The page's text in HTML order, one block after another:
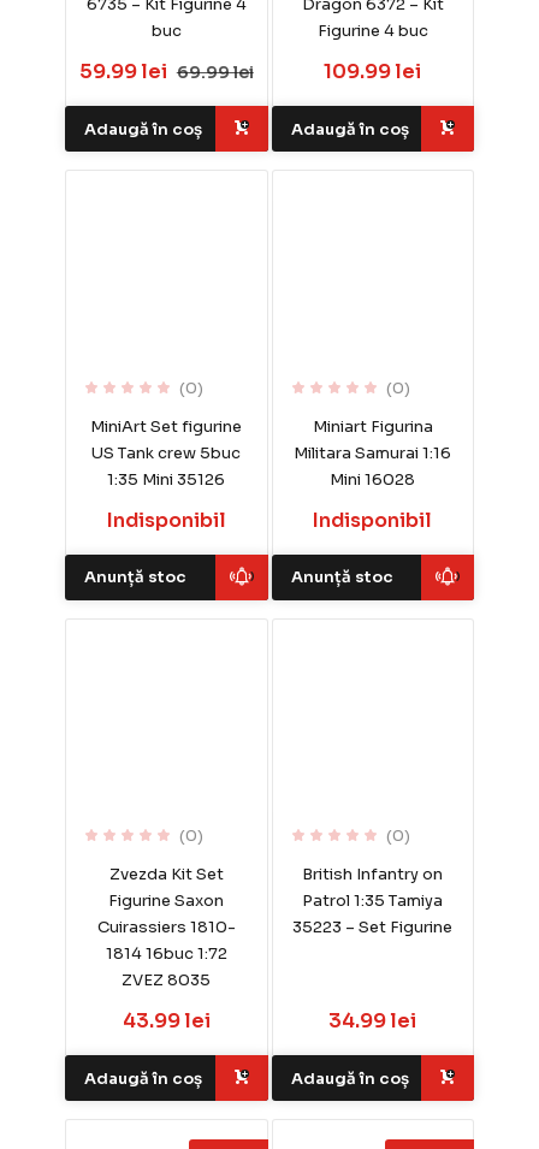
6735 – Kit Figurine 4
buc
59.99 lei 69.99 lei
Adaugă în coș
Dragon 6372 – Kit
Figurine 4 buc
109.99 lei
Adaugă în coș
(0)
MiniArt Set figurine
US Tank crew 5buc
1:35 Mini 35126
Indisponibil
Anunță stoc
(0)
Miniart Figurina
Militara Samurai 1:16
Mini 16028
Indisponibil
Anunță stoc
(0)
Zvezda Kit Set
Figurine Saxon
Cuirassiers 1810-
1814 16buc 1:72
ZVEZ 8035
43.99 lei
Adaugă în coș
(0)
British Infantry on
Patrol 1:35 Tamiya
35223 – Set Figurine
34.99 lei
Adaugă în coș